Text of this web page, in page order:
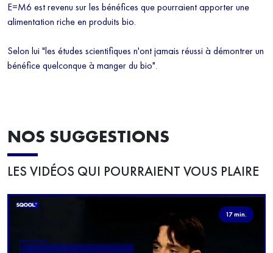
E=M6 est revenu sur les bénéfices que pourraient apporter une
alimentation riche en produits bio.
Selon lui "les études scientifiques n'ont jamais réussi à démontrer un
bénéfice quelconque à manger du bio".
NOS SUGGESTIONS
LES VIDÉOS QUI POURRAIENT VOUS PLAIRE
17 min.